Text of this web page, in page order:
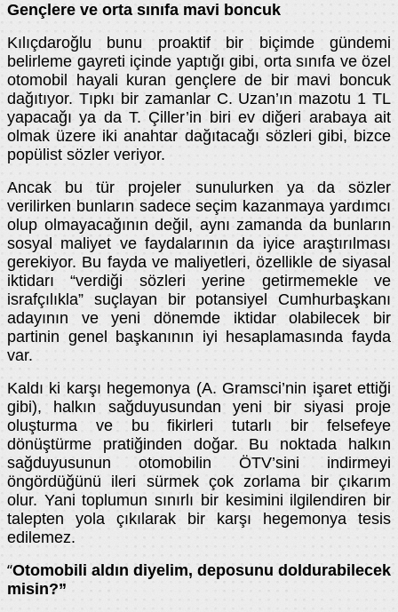
Gençlere ve orta sınıfa mavi boncuk
Kılıçdaroğlu bunu proaktif bir biçimde gündemi
belirleme gayreti içinde yaptığı gibi, orta sınıfa ve özel
otomobil hayali kuran gençlere de bir mavi boncuk
dağıtıyor. Tıpkı bir zamanlar C. Uzan’ın mazotu 1 TL
yapacağı ya da T. Çiller’in biri ev diğeri arabaya ait
olmak üzere iki anahtar dağıtacağı sözleri gibi, bizce
popülist sözler veriyor.
Ancak bu tür projeler sunulurken ya da sözler
verilirken bunların sadece seçim kazanmaya yardımcı
olup olmayacağının değil, aynı zamanda da bunların
sosyal maliyet ve faydalarının da iyice araştırılması
gerekiyor. Bu fayda ve maliyetleri, özellikle de siyasal
iktidarı “verdiği sözleri yerine getirmemekle ve
israfçılıkla” suçlayan bir potansiyel Cumhurbaşkanı
adayının ve yeni dönemde iktidar olabilecek bir
partinin genel başkanının iyi hesaplamasında fayda
var.
Kaldı ki karşı hegemonya (A. Gramsci’nin işaret ettiği
gibi), halkın sağduyusundan yeni bir siyasi proje
oluşturma ve bu fikirleri tutarlı bir felsefeye
dönüştürme pratiğinden doğar. Bu noktada halkın
sağduyusunun otomobilin ÖTV’sini indirmeyi
öngördüğünü ileri sürmek çok zorlama bir çıkarım
olur. Yani toplumun sınırlı bir kesimini ilgilendiren bir
talepten yola çıkılarak bir karşı hegemonya tesis
edilemez.
“Otomobili aldın diyelim, deposunu doldurabilecek
misin?”